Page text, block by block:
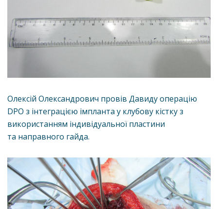
Олексій Олександрович провів Давиду операцію
DPO з інтеграцією імпланта у клубову кістку з
використанням індивідуальної пластини
та направного гайда.